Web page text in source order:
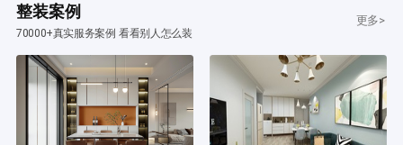
整装案例
70000+真实服务案例 看看别人怎么装
更多>